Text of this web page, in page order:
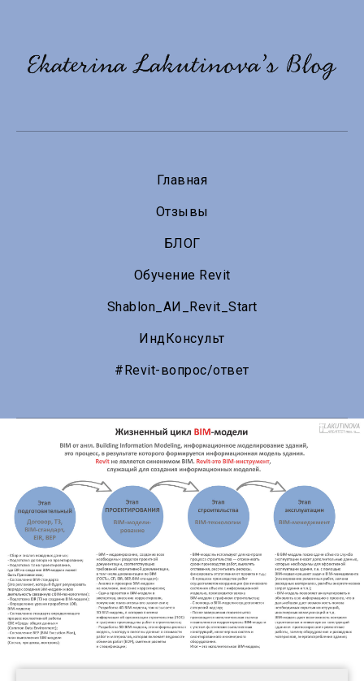
Главная
Отзывы
БЛОГ
Обучение Revit
Shablon_АИ_Revit_Start
ИндКонсульт
#Revit-вопрос/ответ